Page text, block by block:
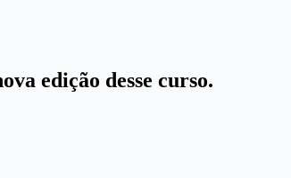
edição desse curso.